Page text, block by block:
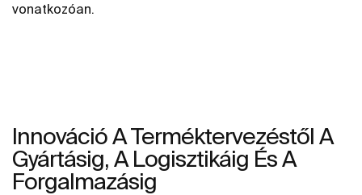
vonatkozóan.
Innováció A Terméktervezéstől A
Gyártásig, A Logisztikáig És A
Forgalmazásig